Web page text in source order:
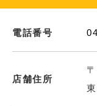
電話番号
店舗住所